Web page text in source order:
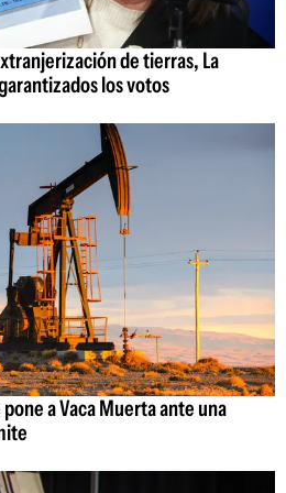
de tierras, La
los votos
a Vaca Muerta ante una